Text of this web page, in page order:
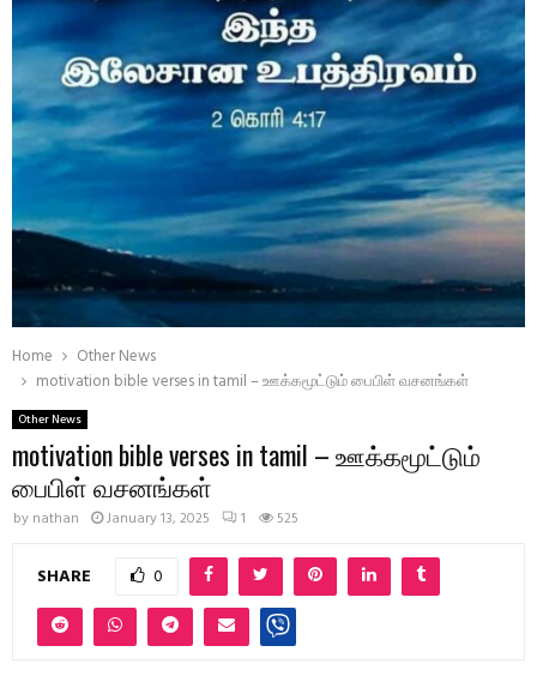
Home
Other News
motivation bible verses in tamil – ஊக்கமூட்டும் பைபிள் வசனங்கள்
Other News
motivation bible verses in tamil – ஊக்கமூட்டும்
பைபிள் வசனங்கள்
by nathan January 13, 2025 1 525
SHARE 0